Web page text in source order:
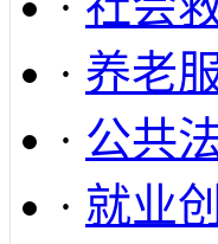
· 养老
· 公共
· 就业